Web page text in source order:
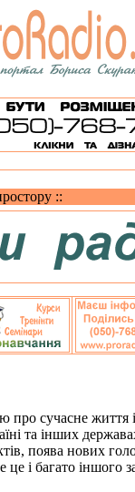
::
про сучасне життя і
та інших
поява нових
це і багато іншого